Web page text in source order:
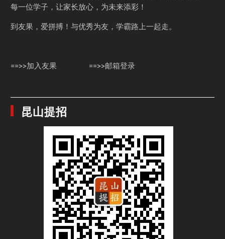
每一位学子，让家长放心，为未来添彩！
到友果，爱拼搏！与优秀为友，学霸路上一起走。
==>>加入友果 ==>>邮箱登录
昆山提招